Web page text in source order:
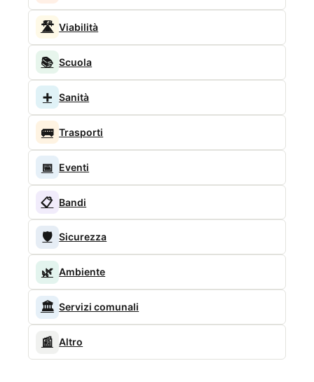
🛣️ Viabilità
📚 Scuola
➕ Sanità
🚌 Trasporti
📅 Eventi
📋 Bandi
🛡️ Sicurezza
🌿 Ambiente
🏛️ Servizi comunali
📰 Altro